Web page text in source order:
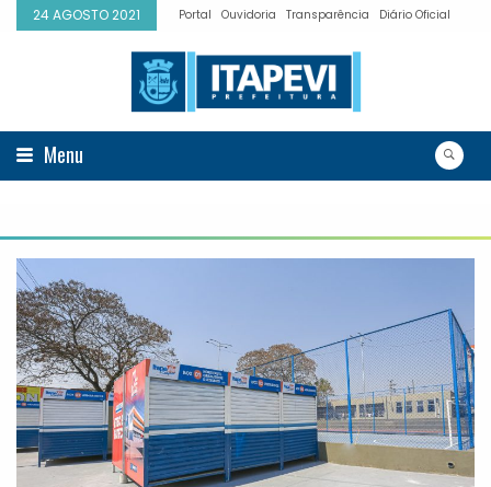
24 AGOSTO 2021 Portal Ouvidoria Transparência Diário Oficial
Menu